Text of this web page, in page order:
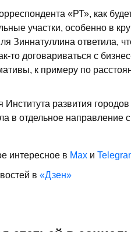
«РТ», как
участки, особенно в
Зиннатуллина ответила,
то договариваться с
к примеру по
Инс­титута развития
в отдельное направление
интересное в Max и
в «Дзен»